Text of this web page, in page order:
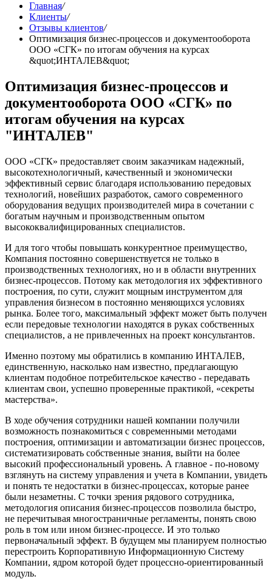
Главная/
Клиенты/
Отзывы клиентов/
Оптимизация бизнес-процессов и документооборота
ООО «СГК» по итогам обучения на курсах
&quot;ИНТАЛЕВ&quot;
Оптимизация бизнес-процессов и
документооборота ООО «СГК» по
итогам обучения на курсах
"ИНТАЛЕВ"
ООО «СГК» предоставляет своим заказчикам надежный,
высокотехнологичный, качественный и экономически
эффективный сервис благодаря использованию передовых
технологий, новейших разработок, самого современного
оборудования ведущих производителей мира в сочетании с
богатым научным и производственным опытом
высококвалифицированных специалистов.
И для того чтобы повышать конкурентное преимущество,
Компания постоянно совершенствуется не только в
производственных технологиях, но и в области внутренних
бизнес-процессов. Потому как методология их эффективного
построения, по сути, служит мощным инструментом для
управления бизнесом в постоянно меняющихся условиях
рынка. Более того, максимальный эффект может быть получен
если передовые технологии находятся в руках собственных
специалистов, а не привлеченных на проект консультантов.
Именно поэтому мы обратились в компанию ИНТАЛЕВ,
единственную, насколько нам известно, предлагающую
клиентам подобное потребительское качество - передавать
клиентам свои, успешно проверенные практикой, «секреты
мастерства».
В ходе обучения сотрудники нашей компании получили
возможность познакомиться с современными методами
построения, оптимизации и автоматизации бизнес процессов,
систематизировать собственные знания, выйти на более
высокий профессиональный уровень. А главное - по-новому
взглянуть на систему управления и учета в Компании, увидеть
и понять те недостатки в бизнес-процессах, которые ранее
были незаметны. С точки зрения рядового сотрудника,
методология описания бизнес-процессов позволила быстро,
не перечитывая многостраничные регламенты, понять свою
роль в том или ином бизнес-процессе. И это только
первоначальный эффект. В будущем мы планируем полностью
перестроить Корпоративную Информационную Систему
Компании, ядром которой будет процессно-ориентированный
модуль.